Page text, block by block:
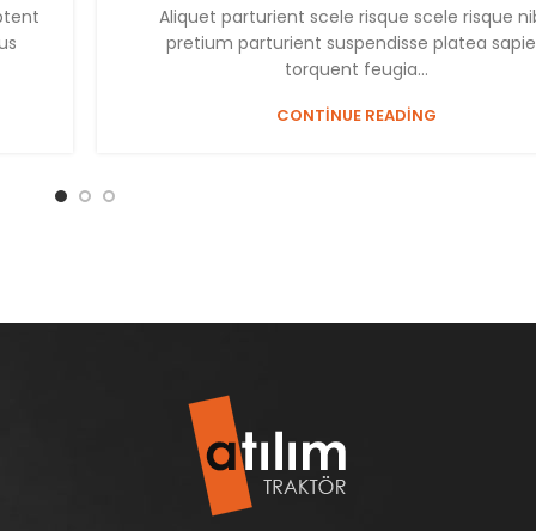
Aliquet parturient scele risque scele risque
pretium parturient suspendisse platea
torquent feugia...
CONTINUE READING